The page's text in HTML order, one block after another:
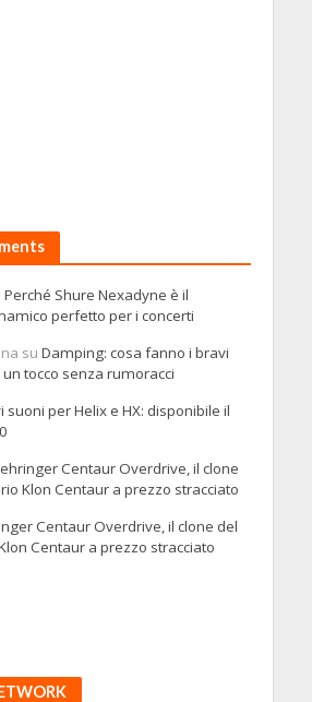
Perché Shure Nexadyne è il
perfetto per i concerti
su Damping: cosa fanno i bravi
tocco senza rumoracci
suoni per Helix e HX: disponibile il
Centaur Overdrive, il clone
Klon Centaur a prezzo stracciato
Centaur Overdrive, il clone del
Centaur a prezzo stracciato